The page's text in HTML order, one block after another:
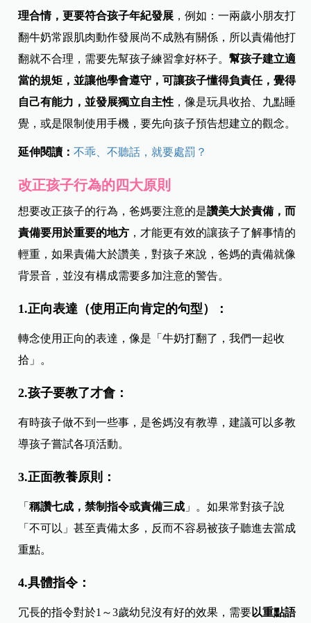
理合情，更要符合孩子年紀發展 ，例如：一兩歲小朋友打
翻牛奶常跟肌肉動作發展尚不成熟有關係，所以責備他打
翻就不合理，需要先幫孩子練習拿好杯子。幫孩子建立適
當的規矩，並讓他學會遵守，可讓孩子懂得負責任，覺得
自己有能力，並發展獨立自主性 ，像是玩具收拾、九點睡
覺，或是限制使用手機，要先向孩子預告想建立的觀念。
延伸閱讀：不乖、不聽話，就要處罰？
改正孩子行為的四大原則
想要改正孩子的行為，爸媽要注意的是讚美大於責備，而
責備要用於重要的地方 ，才能更有效的讓孩子了解事情的
輕重，如果責備大於讚美，對孩子來說，爸媽的責備就像
背景音，並沒有構成需要多加注意的警告。
1.正向表達（使用正向肯定的句型）：
轉念使用正向的表達，像是「牛奶打翻了，我們一起收
拾」。
2.孩子要教了才會：
有時孩子做不到一些事，是爸媽沒有教導，建議可以多教
導孩子嘗試各項活動。
3.正面教養原則：
「稱讚七成，禁制指令或責備三成 」。如果常對孩子說
「不可以」甚至責備太多，反而不容易被孩子聽進去當成
重點。
4.具體指令：
冗長的指令對於1～3歲幼兒沒有好的效果，需要以重點語